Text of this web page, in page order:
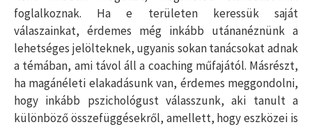
foglalkoznak. Ha e területen keressük saját
válaszainkat, érdemes még inkább utánanéznünk a
lehetséges jelölteknek, ugyanis sokan tanácsokat adnak
a témában, ami távol áll a coaching műfajától. Másrészt,
ha magánéleti elakadásunk van, érdemes meggondolni,
hogy inkább pszichológust válasszunk, aki tanult a
különböző összefüggésekről, amellett, hogy eszközei is